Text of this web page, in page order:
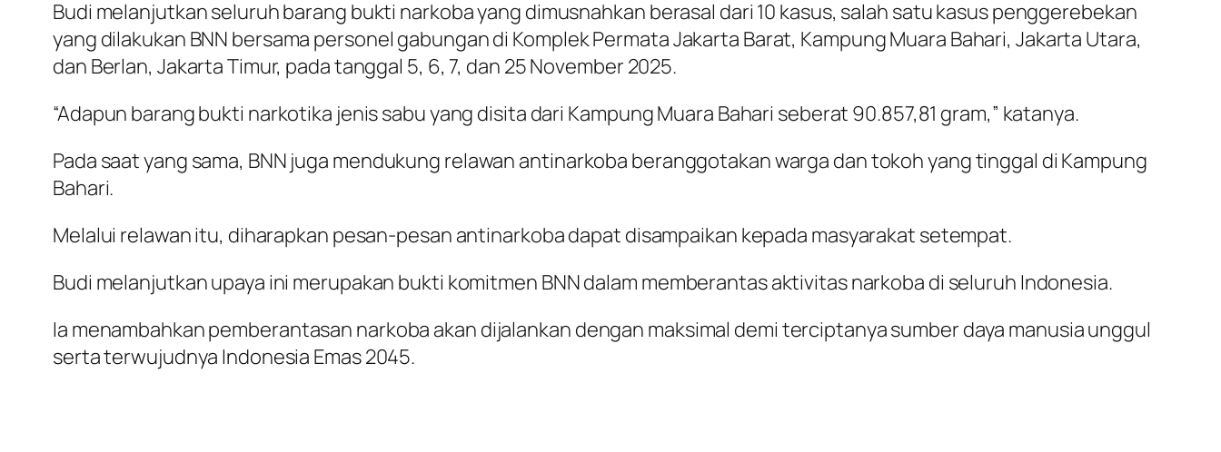
Budi melanjutkan seluruh barang bukti narkoba yang dimusnahkan berasal dari 10 kasus, salah satu kasus penggerebekan
yang dilakukan BNN bersama personel gabungan di Komplek Permata Jakarta Barat, Kampung Muara Bahari, Jakarta Utara,
dan Berlan, Jakarta Timur, pada tanggal 5, 6, 7, dan 25 November 2025.
“Adapun barang bukti narkotika jenis sabu yang disita dari Kampung Muara Bahari seberat 90.857,81 gram,” katanya.
Pada saat yang sama, BNN juga mendukung relawan antinarkoba beranggotakan warga dan tokoh yang tinggal di Kampung
Bahari.
Melalui relawan itu, diharapkan pesan-pesan antinarkoba dapat disampaikan kepada masyarakat setempat.
Budi melanjutkan upaya ini merupakan bukti komitmen BNN dalam memberantas aktivitas narkoba di seluruh Indonesia.
Ia menambahkan pemberantasan narkoba akan dijalankan dengan maksimal demi terciptanya sumber daya manusia unggul
serta terwujudnya Indonesia Emas 2045.